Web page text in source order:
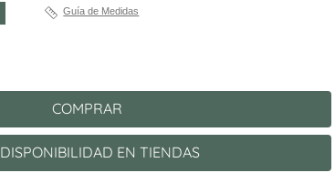
Guía de Medidas
COMPRAR
DISPONIBILIDAD EN TIENDAS